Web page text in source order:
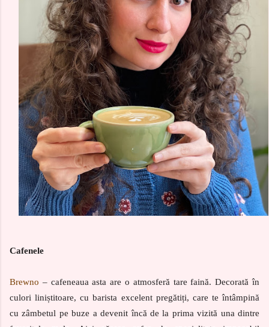
Cafenele
Brewno – cafeneaua asta are o atmosferă tare faină. Decorată în
culori liniștitoare, cu barista excelent pregătiți, care te întâmpină
cu zâmbetul pe buze a devenit încă de la prima vizită una dintre